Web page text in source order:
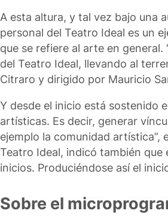
A esta altura, y tal vez bajo una
personal del Teatro Ideal es un
que se refiere al arte en
del Teatro Ideal, llevando al
Citraro y dirigido por Mauricio
Y desde el inicio está sostenido
artísticas. Es decir, generar
ejemplo la comunidad
Teatro Ideal, indicó también
inicios. Produciéndose así el
Sobre el